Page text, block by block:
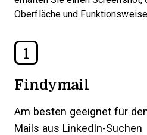
Oberfläche und
1
Findymail
Am besten geeignet für
Mails aus LinkedIn-Suchen